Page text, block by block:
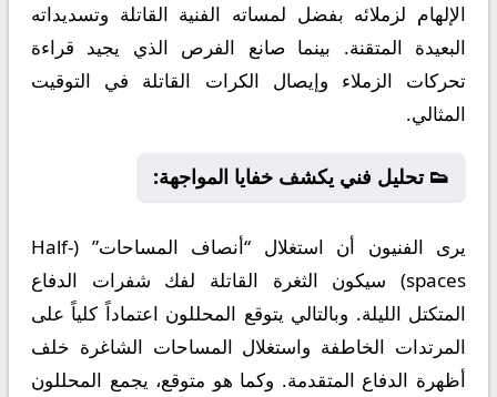
الإلهام لزملائه بفضل لمساته الفنية القاتلة وتسديداته
البعيدة المتقنة. بينما صانع الفرص الذي يجيد قراءة
تحركات الزملاء وإيصال الكرات القاتلة في التوقيت
المثالي.
👟 تحليل فني يكشف خفايا المواجهة:
يرى الفنيون أن استغلال “أنصاف المساحات” (Half-
spaces) سيكون الثغرة القاتلة لفك شفرات الدفاع
المتكتل الليلة. وبالتالي يتوقع المحللون اعتماداً كلياً على
المرتدات الخاطفة واستغلال المساحات الشاغرة خلف
أظهرة الدفاع المتقدمة. وكما هو متوقع، يجمع المحللون